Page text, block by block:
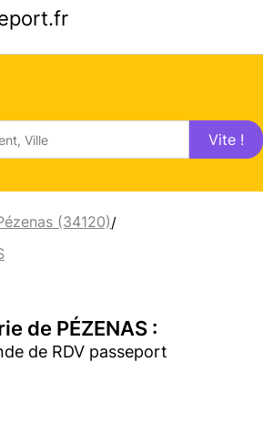
Vite !
(34120)/
de PÉZENAS :
de RDV passeport